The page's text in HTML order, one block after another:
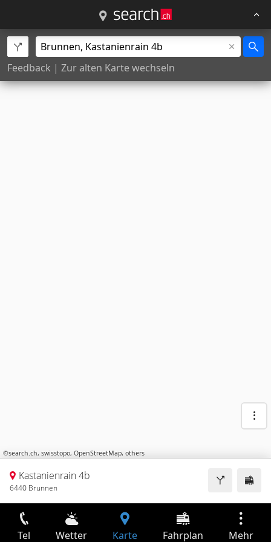
Feedback | Zur alten Karte wechseln
©search.ch, swisstopo, OpenStreetMap, others
Kastanienrain 4b
6440 Brunnen
Tel Wetter Karte Fahrplan Mehr